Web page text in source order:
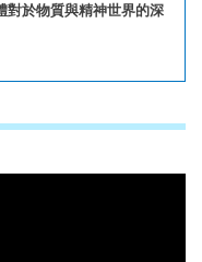
對於物質與精神世界的深